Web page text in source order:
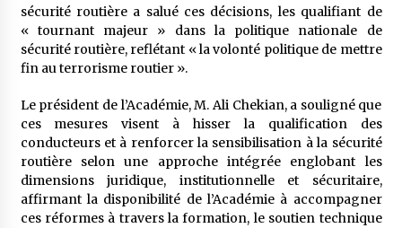
sécurité routière a salué ces décisions, les qualifiant de
« tournant majeur » dans la politique nationale de
sécurité routière, reflétant « la volonté politique de mettre
fin au terrorisme routier ».
Le président de l’Académie, M. Ali Chekian, a souligné que
ces mesures visent à hisser la qualification des
conducteurs et à renforcer la sensibilisation à la sécurité
routière selon une approche intégrée englobant les
dimensions juridique, institutionnelle et sécuritaire,
affirmant la disponibilité de l’Académie à accompagner
ces réformes à travers la formation, le soutien technique